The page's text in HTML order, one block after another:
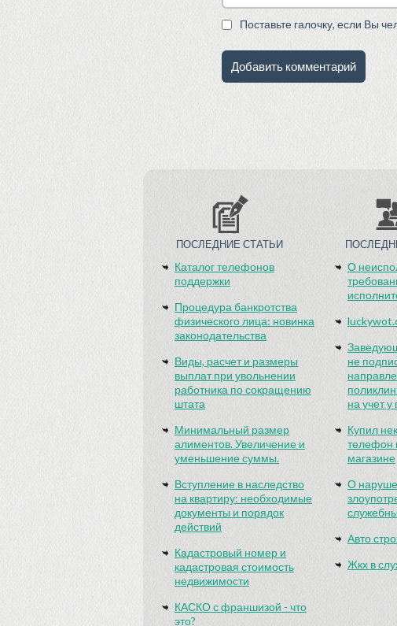
Поставьте галочку, если Вы
ПОСЛЕДНИЕ СТАТЬИ
Каталог телефонов
поддержки
Процедура банкротства
физического лица: новинка
законодательства
Виды, расчет и размеры
выплат при увольнении
работника по сокращению
штата
Минимальный размер
алиментов. Увеличение и
уменьшение суммы.
Вступление в наследство
на квартиру: необходимые
документы и порядок
действий
Кадастровый номер и
кадастровая стоимость
недвижимости
КАСКО с франшизой - что
это?
О
не
на учет
Купил
телефон
магазине
О
Авто
Жкх в